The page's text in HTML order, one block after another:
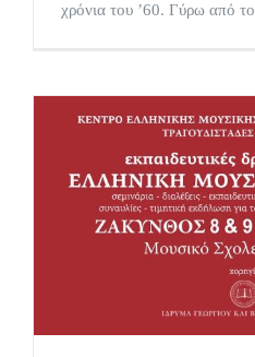
χρόνια του ’60. Γύρω από